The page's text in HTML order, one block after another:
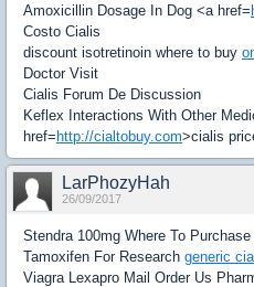
Amoxicillin Dosage In Dog <a href=
Costo Cialis
discount isotretinoin where to buy
Doctor Visit
Cialis Forum De Discussion
Keflex Interactions With Other
href=http://cialtobuy.com>cialis
LarPhozyHah
26/09/2017
Stendra 100mg Where To
Tamoxifen For Research generic
Viagra Lexapro Mail Order Us